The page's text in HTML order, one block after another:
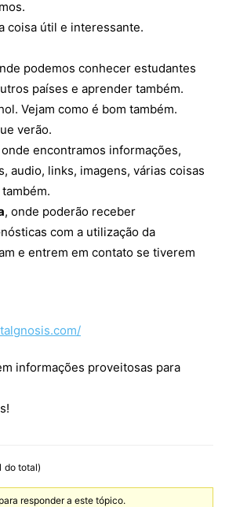
coisa útil e interessante.
podemos conhecer estudantes
países e aprender também.
Vejam como é bom também.
verão.
onde encontramos informações,
audio, links, imagens, várias coisas
, onde poderão receber
com a utilização da
e entrem em contato se tiverem
informações proveitosas para
do total)
responder a este tópico.